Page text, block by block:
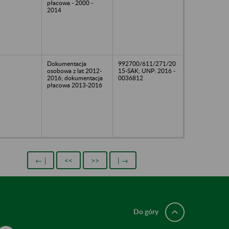
płacowa - 2000 -
2014
Dokumentacja
osobowa z lat 2012-
2016; dokumentacja
płacowa 2013-2016
992700/611/271/20
15-SAK; UNP: 2016 -
0036812
← | << >> | →
Do góry